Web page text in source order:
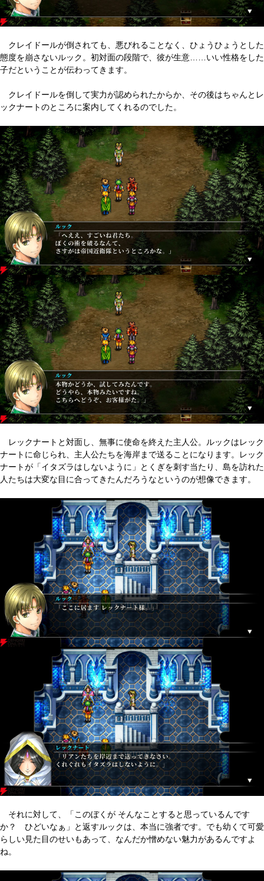
クレイドールが倒されても、悪びれることなく、ひょうひょうとした
態度を崩さないルック。初対面の段階で、彼が生意……いい性格をした
子だということが伝わってきます。
クレイドールを倒して実力が認められたからか、その後はちゃんとレ
ックナートのところに案内してくれるのでした。
レックナートと対面し、無事に使命を終えた主人公。ルックはレック
ナートに命じられ、主人公たちを海岸まで送ることになります。レック
ナートが「イタズラはしないように」とくぎを刺す当たり、島を訪れた
人たちは大変な目に合ってきたんだろうなというのが想像できます。
それに対して、「このぼくが そんなことすると思っているんです
か？ ひどいなぁ」と返すルックは、本当に強者です。でも幼くて可愛
らしい見た目のせいもあって、なんだか憎めない魅力があるんですよ
ね。